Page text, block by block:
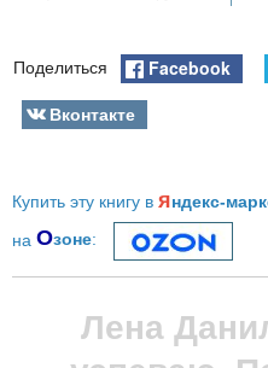
Поделиться Facebook
Вконтакте
Купить эту книгу в яндекс-
на Озоне:
Лена